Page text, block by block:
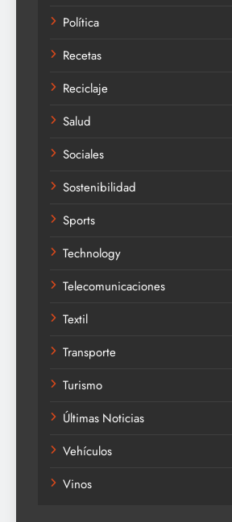
Política
Recetas
Reciclaje
Salud
Sociales
Sostenibilidad
Sports
Technology
Telecomunicaciones
Textil
Transporte
Turismo
Últimas Noticias
Vehículos
Vinos